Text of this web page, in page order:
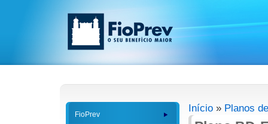
FioPrev
Início » Planos